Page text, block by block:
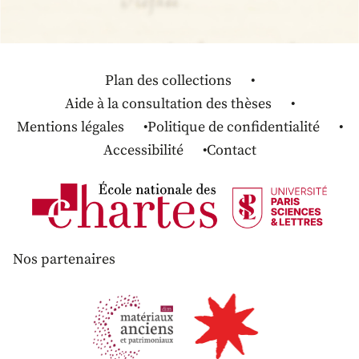
Plan des collections
Aide à la consultation des thèses
Mentions légales
Politique de confidentialité
Accessibilité
Contact
Nos partenaires